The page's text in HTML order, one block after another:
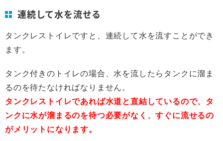
連続して水を流せる
タンクレストイレですと、連続して水を流すことができ
ます。
タンク付きのトイレの場合、水を流したらタンクに溜ま
るのを待たなければなりません。
タンクレストイレであれば水道と直結しているので、タ
ンクに水が溜まるのを待つ必要がなく、すぐに流せるの
がメリットになります。